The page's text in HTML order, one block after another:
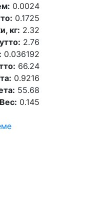
0.0024
0.1725
кг: 2.32
2.76
0.036192
66.24
0.9216
55.68
Вес: 0.145